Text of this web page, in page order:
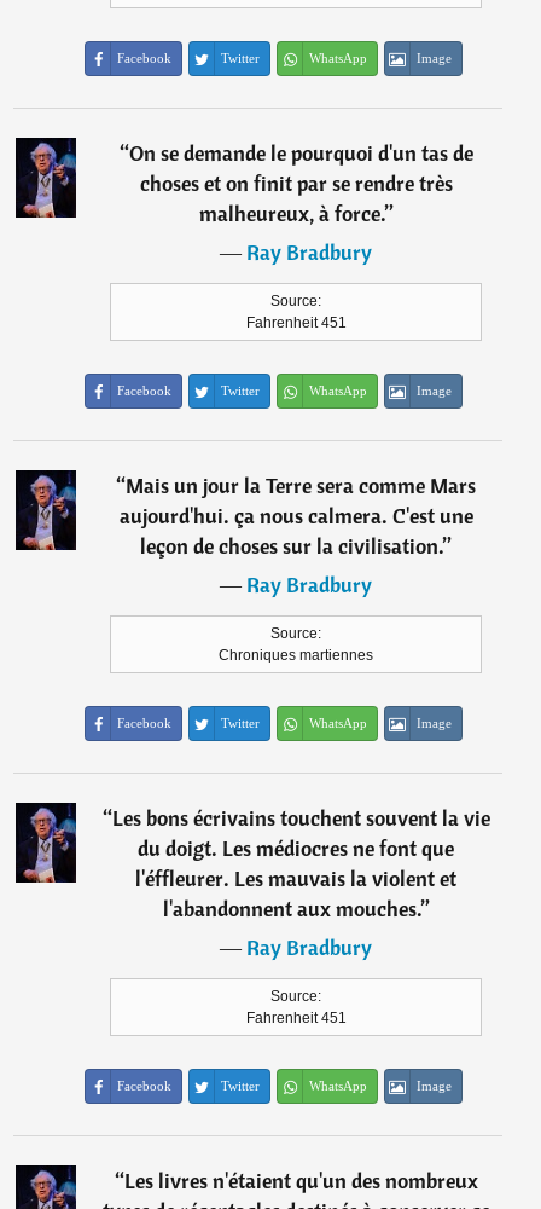
Facebook Twitter WhatsApp Image
“On se demande le pourquoi d'un tas de
choses et on finit par se rendre très
malheureux, à force.”
―Ray Bradbury
Source:
Fahrenheit 451
Facebook Twitter WhatsApp Image
“Mais un jour la Terre sera comme Mars
aujourd'hui. ça nous calmera. C'est une
leçon de choses sur la civilisation.”
―Ray Bradbury
Source:
Chroniques martiennes
Facebook Twitter WhatsApp Image
“Les bons écrivains touchent souvent la vie
du doigt. Les médiocres ne font que
l'éffleurer. Les mauvais la violent et
l'abandonnent aux mouches.”
―Ray Bradbury
Source:
Fahrenheit 451
Facebook Twitter WhatsApp Image
“Les livres n'étaient qu'un des nombreux